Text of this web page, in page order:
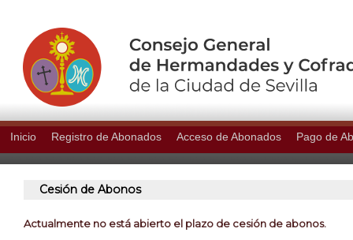
Inicio Registro de Abonados Acceso de Abonados Pago de
Cesión de Abonos
Actualmente no está abierto el plazo de cesión de abonos.